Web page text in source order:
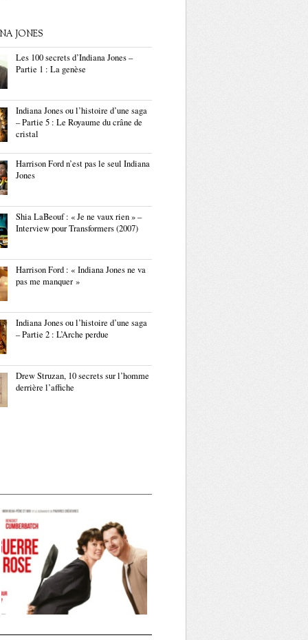
JONES
Les 100 secrets d’Indiana Jones –
Partie 1 : La genèse
Indiana Jones ou l’histoire d’une saga
– Partie 5 : Le Royaume du crâne de
cristal
Harrison Ford n’est pas le seul Indiana
Jones
Shia LaBeouf : « Je ne vaux rien » –
Interview pour Transformers (2007)
Harrison Ford : « Indiana Jones ne va
pas me manquer »
Indiana Jones ou l’histoire d’une saga
– Partie 2 : L’Arche perdue
Drew Struzan, 10 secrets sur l’homme
derrière l’affiche